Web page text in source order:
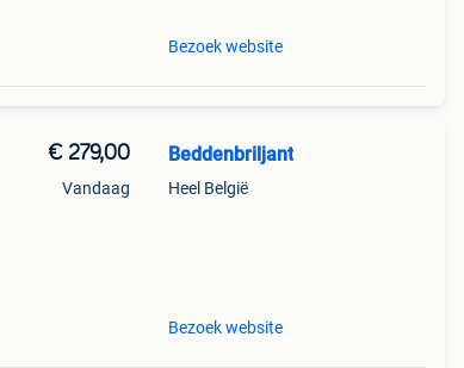
Bezoek website
€ 279,00
Vandaag
Beddenbriljant
Heel België
Bezoek website